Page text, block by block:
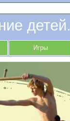
детей.
Игры